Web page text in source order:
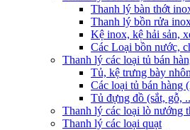
Thanh lý bàn thớt
Thanh lý bồn rửa
Kệ inox, kệ hải sản,
Các Loại bồn nước,
Thanh lý các loại tủ bán
Tủ, kệ trưng bày
Các loại tủ bán hàng
Tủ đựng đồ (sắt, gỗ,
Thanh lý các loại lò nướng
Thanh lý các loại quạt